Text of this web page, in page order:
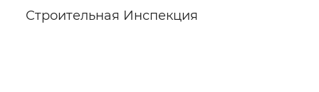
Строительная Инспекция